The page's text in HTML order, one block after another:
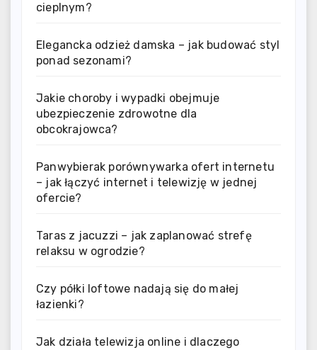
cieplnym?
Elegancka odzież damska – jak budować styl
ponad sezonami?
Jakie choroby i wypadki obejmuje
ubezpieczenie zdrowotne dla
obcokrajowca?
Panwybierak porównywarka ofert internetu
– jak łączyć internet i telewizję w jednej
ofercie?
Taras z jacuzzi – jak zaplanować strefę
relaksu w ogrodzie?
Czy półki loftowe nadają się do małej
łazienki?
Jak działa telewizja online i dlaczego